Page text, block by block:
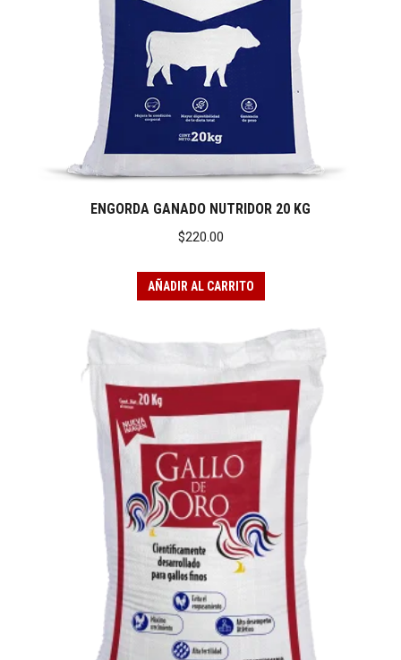
ENGORDA GANADO NUTRIDOR 20 KG
$220.00
AÑADIR AL CARRITO